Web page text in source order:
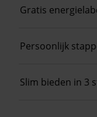
Gratis
Persoonlijk
Slim bieden in 3